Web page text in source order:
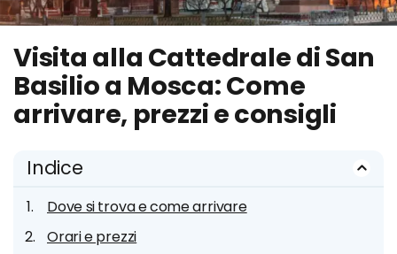
Visita alla Cattedrale di San
Basilio a Mosca: Come
arrivare, prezzi e consigli
Indice
Dove si trova e come arrivare
Orari e prezzi